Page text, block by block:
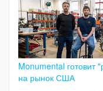
Monumental готовит
на рынок США